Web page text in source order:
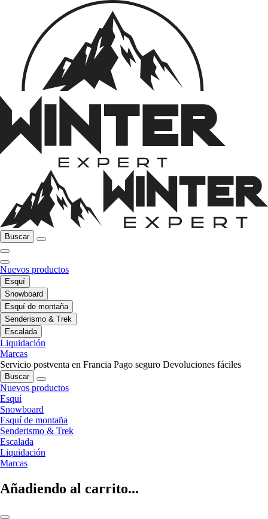
Buscar
Nuevos productos
Esquí
Snowboard
Esquí de montaña
Senderismo & Trek
Escalada
Liquidación
Marcas
Servicio postventa en Francia Pago seguro Devoluciones fáciles
Buscar
Nuevos productos
Esquí
Snowboard
Esquí de montaña
Senderismo & Trek
Escalada
Liquidación
Marcas
Añadiendo al carrito...